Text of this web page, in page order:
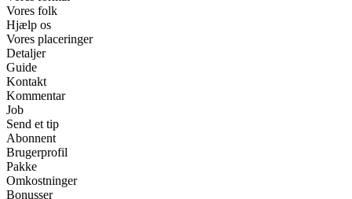
Vores folk
Hjælp os
Vores placeringer
Detaljer
Guide
Kontakt
Kommentar
Job
Send et tip
Abonnent
Brugerprofil
Pakke
Omkostninger
Bonusser